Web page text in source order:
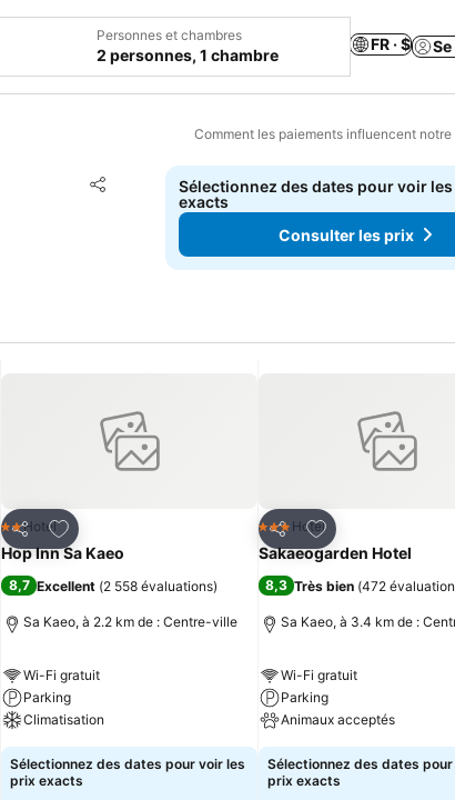
Personnes et chambres
2 personnes, 1 chambre
FR · $
Comment les paiements influencent
Partager
Ajouter à mes favoris
Sélectionnez des dates pour voir
exacts
Consulter les prix
Partager
Ajouter à mes favoris
2 Étoiles
Hotel
Hop Inn Sa Kaeo
8,7 Excellent (2 558 évaluations)
Sa Kaeo, à 2.2 km de : Centre-ville
Wi-Fi gratuit
Parking
Climatisation
Sélectionnez des dates pour voir les
prix exacts
Partager
Ajouter à mes
3 ÉtoilesHotel
Sakaeogarden Hotel
8,3 Très bien (472
Sa Kaeo, à 3.4 km de :
Wi-Fi gratuit
Parking
Animaux acceptés
Sélectionnez des dates pour
prix exacts